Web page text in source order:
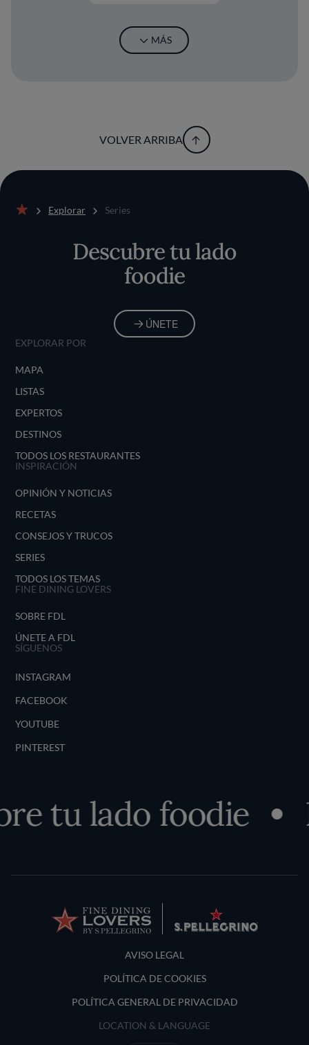
MÁS
VOLVER ARRIBA
Explorar Series
Descubre tu lado
foodie
ÚNETE
EXPLORAR POR
MAPA
LISTAS
EXPERTOS
DESTINOS
TODOS LOS RESTAURANTES
INSPIRACIÓN
OPINIÓN Y NOTICIAS
RECETAS
CONSEJOS Y TRUCOS
SERIES
TODOS LOS TEMAS
FINE DINING LOVERS
SOBRE FDL
ÚNETE A FDL
SÍGUENOS
INSTAGRAM
FACEBOOK
YOUTUBE
PINTEREST
tu lado foodie
Terms and Conditions
AVISO LEGAL
POLÍTICA DE COOKIES
POLÍTICA GENERAL DE PRIVACIDAD
LOCATION & LANGUAGE